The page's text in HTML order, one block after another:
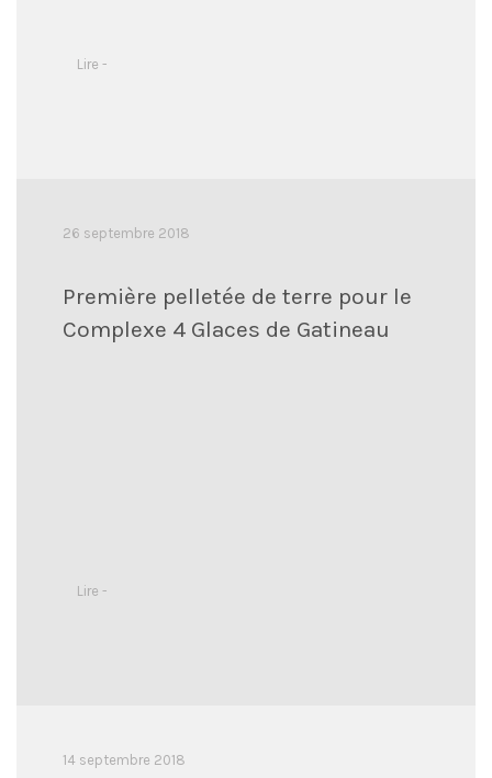
Lire -
26 septembre 2018
Première pelletée de terre pour le
Complexe 4 Glaces de Gatineau
Lire -
14 septembre 2018